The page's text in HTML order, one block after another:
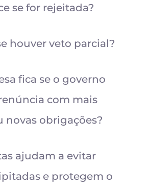
se for rejeitada?
houver veto parcial?
fica se o governo
com mais
novas obrigações?
ajudam a evitar
e protegem o